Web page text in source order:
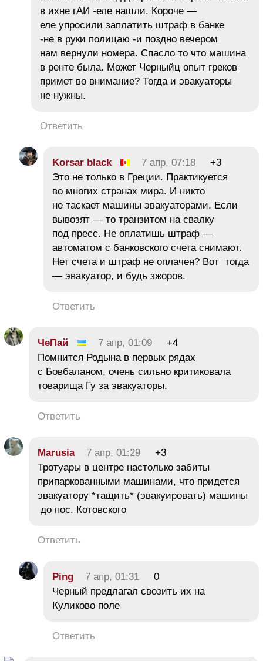
в ихне гАИ -еле нашли. Короче —
еле упросили заплатить штраф в банке
-не в руки полицаю -и поздно вечером
нам вернули номера. Спасло то что машина
в ренте была. Может Черныйц опыт греков
примет во внимание? Тогда и эвакуаторы
не нужны.
Ответить
Korsar black 7 апр, 07:18
+3
Это не только в Греции. Практикуется
во многих странах мира. И никто
не таскает машины эвакуаторами. Если
вывозят — то транзитом на свалку
под пресс. Не оплатишь штраф —
автоматом с банковского счета снимают.
Нет счета и штраф не оплачен? Вот тогда
— эвакуатор, и будь зжоров.
Ответить
ЧеПай 7 апр, 01:09
+4
Помнится Родына в первых рядах
с Бовбаланом, очень сильно критиковала
товарища Гу за эвакуаторы.
Ответить
Marusia 7 апр, 01:29
+3
Тротуары в центре настолько забиты
припаркованными машинами, что придется
эвакуатору *тащить* (эвакуировать) машины
до пос. Котовского
Ответить
Ping 7 апр, 01:31
0
Черный предлагал свозить их на
Куликово поле
Ответить